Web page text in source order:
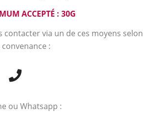
ACCEPTÉ : 30G
via un de ces moyens selon
:
ou Whatsapp :